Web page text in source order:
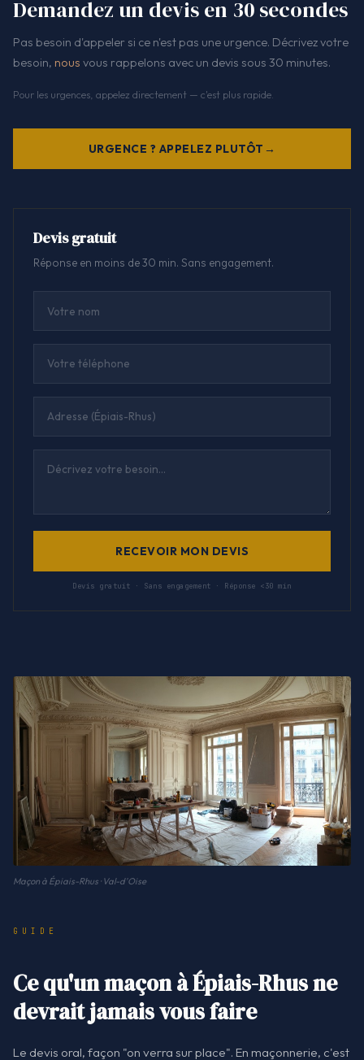
Demandez un devis en 30 secondes
Pas besoin d'appeler si ce n'est pas une urgence. Décrivez votre
besoin, nous vous rappelons avec un devis sous 30 minutes.
Pour les urgences, appelez directement — c'est plus rapide.
URGENCE ? APPELEZ PLUTÔT
Devis gratuit
Réponse en moins de 30 min. Sans engagement.
RECEVOIR MON DEVIS
Devis gratuit · Sans engagement · Réponse <30 min
Maçon à Épiais-Rhus · Val-d'Oise
GUIDE
Ce qu'un maçon à Épiais-Rhus ne
devrait jamais vous faire
Le devis oral, façon "on verra sur place". En maçonnerie, c'est